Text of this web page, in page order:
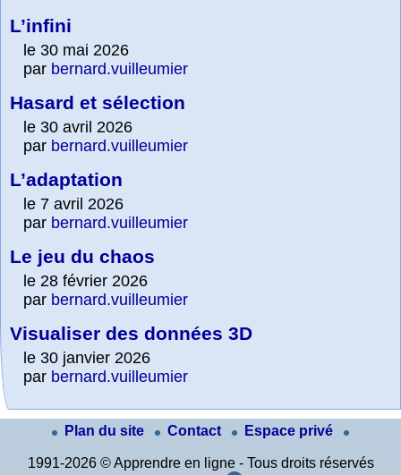
L’infini
le 30 mai 2026
par bernard.vuilleumier
Hasard et sélection
le 30 avril 2026
par bernard.vuilleumier
L’adaptation
le 7 avril 2026
par bernard.vuilleumier
Le jeu du chaos
le 28 février 2026
par bernard.vuilleumier
Visualiser des données 3D
le 30 janvier 2026
par bernard.vuilleumier
Plan du site Contact Espace privé
1991-2026 © Apprendre en ligne - Tous droits réservés